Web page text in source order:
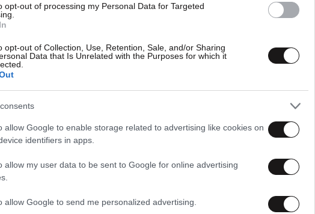
opt-out of processing my Personal Data for Targeted
opt-out of Collection, Use, Retention, Sale, and/or Sharing
Data that Is Unrelated with the Purposes for which it
allow Google to enable storage related to advertising like cookies on
identifiers in apps.
allow my user data to be sent to Google for online advertising
allow Google to send me personalized advertising.
πριν από 20 χρόνια, υπήρχε μόνο ένας